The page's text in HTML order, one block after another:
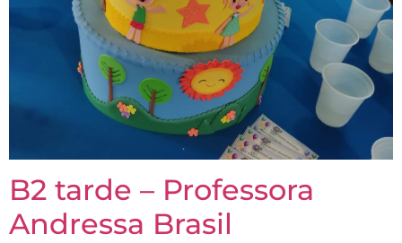
B2 tarde – Professora
Andressa Brasil